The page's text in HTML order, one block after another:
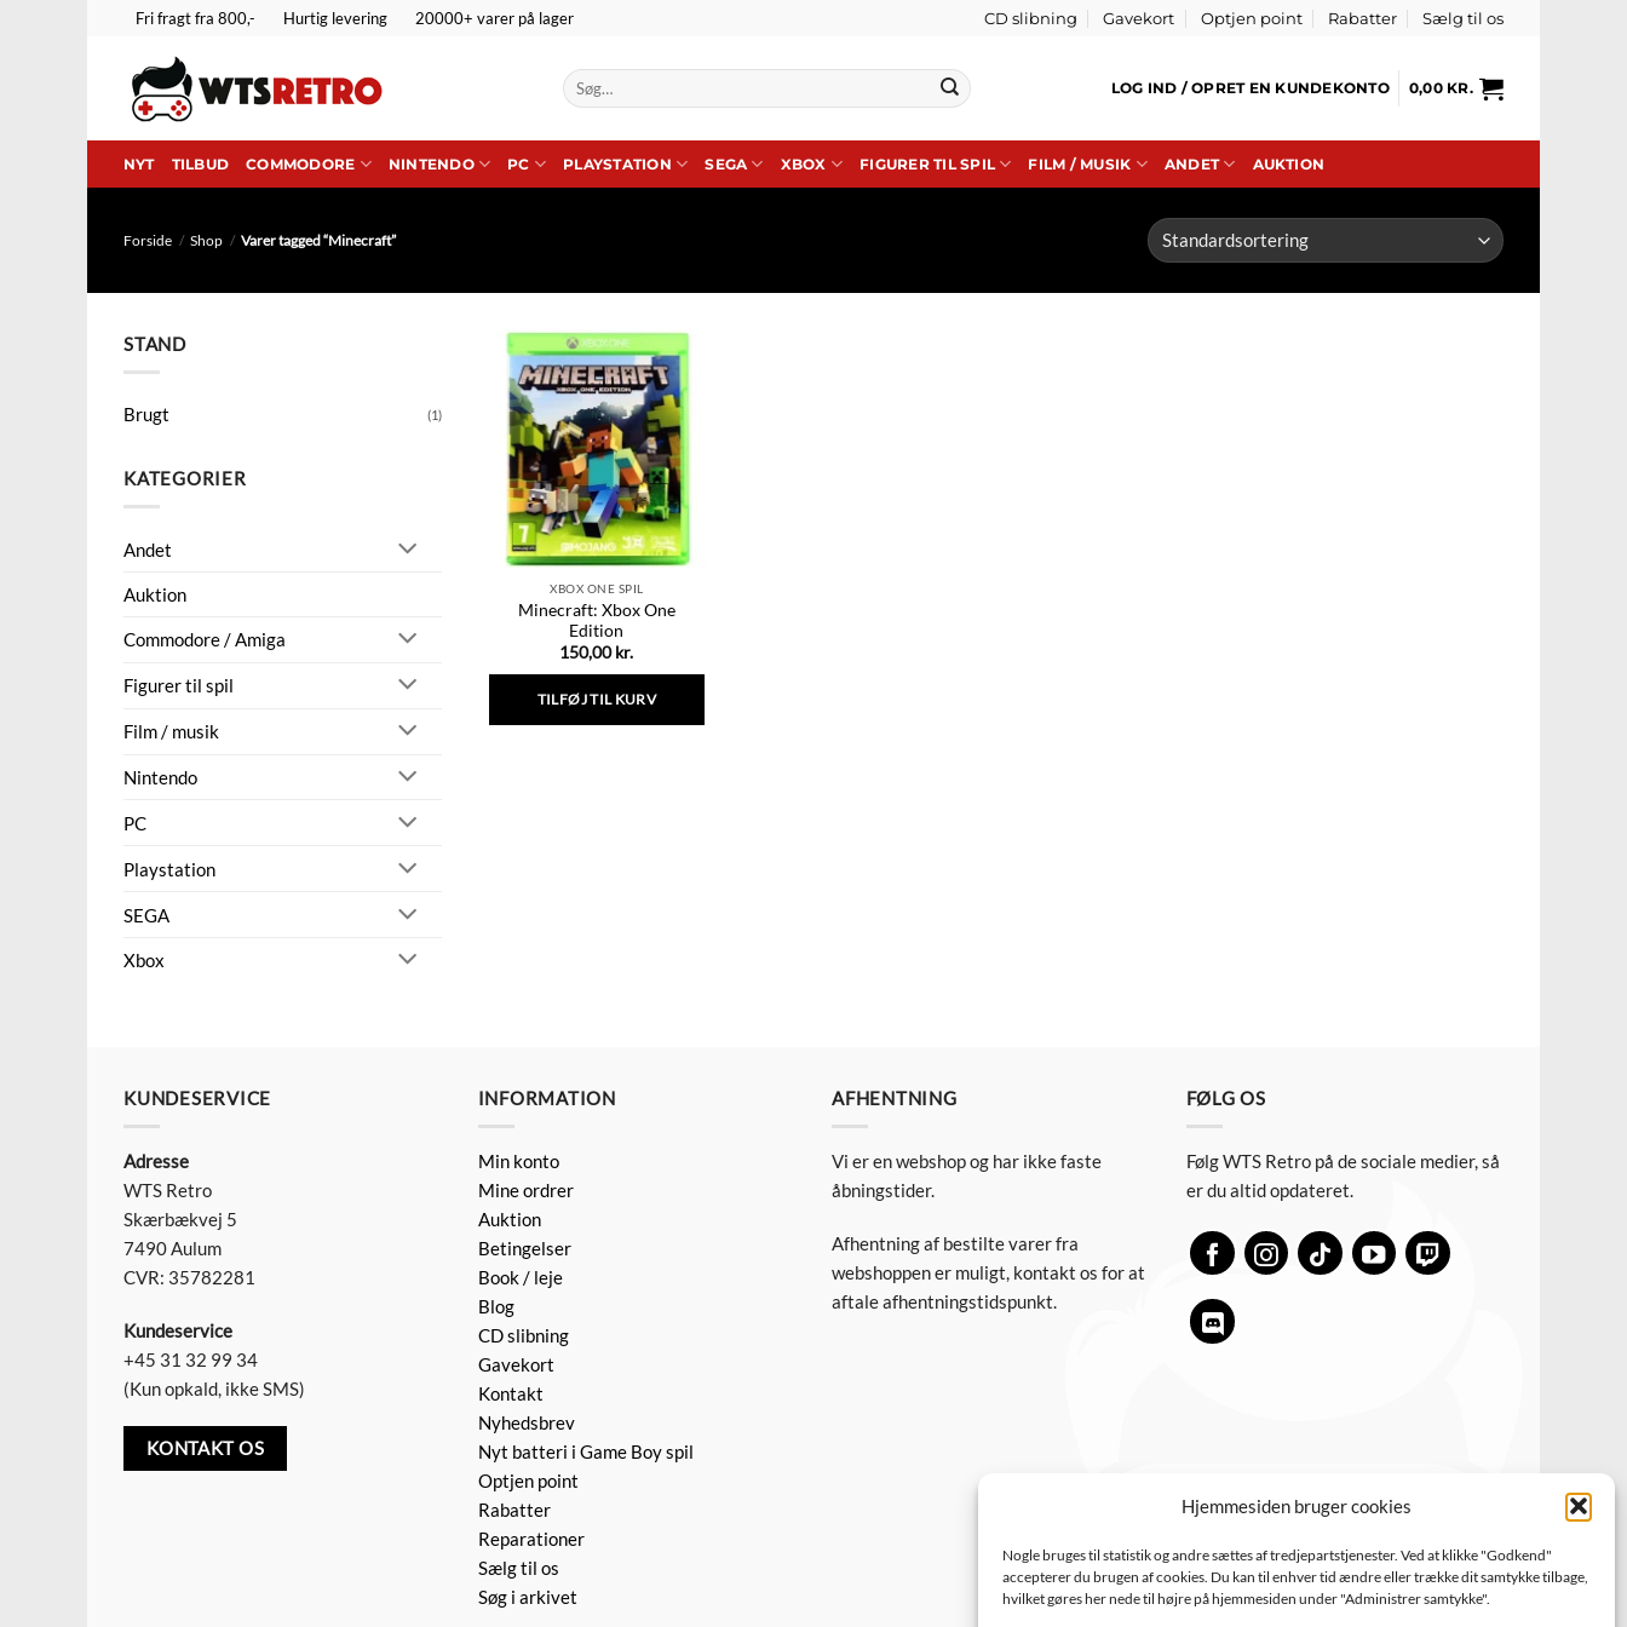
Hjemmesiden bruger cookies
Nogle bruges til statistik og andre sættes af tredjepartstjenester. Ved at klikke "Godkend"
accepterer du brugen af cookies. Du kan til enhver tid ændre eller trække dit samtykke tilbage,
hvilket gøres her nede til højre på hjemmesiden under "Administrer samtykke".
Fortsæt
indhold
Fri fragt fra 800,- Hurtig levering 20000+ varer på lager CD slibning Gavekort Optjen point Rabatter Sælg til os
Søg
efter:
LOG IND / OPRET EN KUNDEKONTO 0,00 KR.
NYT TILBUD COMMODORE NINTENDO PC PLAYSTATION SEGA XBOX FIGURER TIL SPIL FILM / MUSIK ANDET AUKTION
Forside / Shop / Varer tagged “Minecraft”
STAND
Brugt (1)
KATEGORIER
Andet
Auktion
Commodore / Amiga
Figurer til spil
Film / musik
Nintendo
PC
Playstation
SEGA
Xbox
XBOX ONE SPIL
Minecraft: Xbox One
Edition
150,00kr.
TILFØJ TIL KURV
KUNDESERVICE
Adresse
WTS Retro
Skærbækvej 5
7490 Aulum
CVR: 35782281
Kundeservice
+45 31 32 99 34
(Kun opkald, ikke SMS)
KONTAKT OS
INFORMATION
Min konto
Mine ordrer
Auktion
Betingelser
Book / leje
Blog
CD slibning
Gavekort
Kontakt
Nyhedsbrev
Nyt batteri i Game Boy spil
Optjen point
Rabatter
Reparationer
Sælg til os
Søg i arkivet
AFHENTNING
Vi er en webshop og har ikke faste
åbningstider.
Afhentning af bestilte varer fra
webshoppen er muligt, kontakt os for at
aftale afhentningstidspunkt.
FØLG OS
Følg WTS Retro på de sociale medier, så
er du altid opdateret.